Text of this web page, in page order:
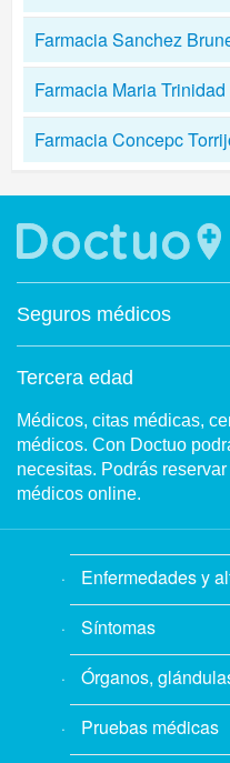
Farmacia Sanchez
Farmacia Maria
Farmacia Concepc
Seguros médicos
Tercera edad
Médicos, citas médicas,
médicos. Con Doctuo
necesitas. Podrás
médicos online.
Enfermedades y
Síntomas
Órganos,
Pruebas médicas